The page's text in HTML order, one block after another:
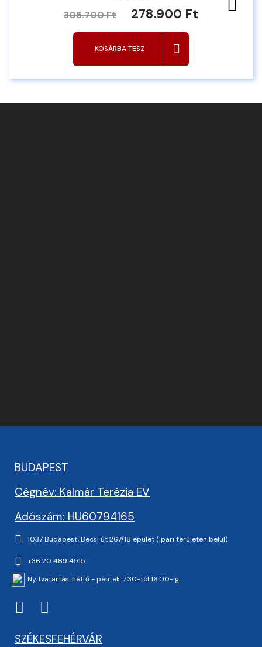
305.700 Ft 278.900 Ft
KOSÁRBA TESZ
BUDAPEST
Cégnév: Kalmár Terézia EV
Adószám: HU60794165
1037 Budapest, Bécsi út 267/18 épület (Ipari területen belül)
+36 20 489 4915
Nyitvatartás: hétfő - péntek: 7:30-tól 16:00-ig
SZÉKESFEHÉRVÁR